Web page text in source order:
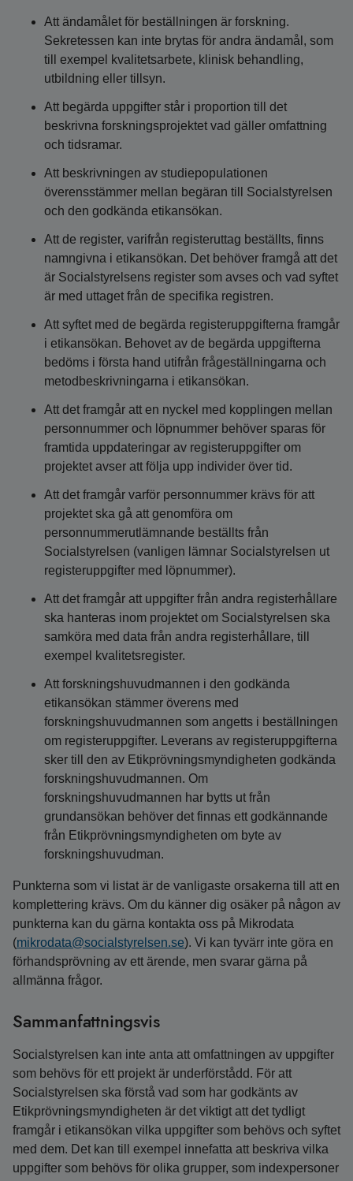
Att ändamålet för beställningen är forskning.
Sekretessen kan inte brytas för andra ändamål, som
till exempel kvalitetsarbete, klinisk behandling,
utbildning eller tillsyn.
Att begärda uppgifter står i proportion till det
beskrivna forskningsprojektet vad gäller omfattning
och tidsramar.
Att beskrivningen av studiepopulationen
överensstämmer mellan begäran till Socialstyrelsen
och den godkända etikansökan.
Att de register, varifrån registeruttag beställts, finns
namngivna i etikansökan. Det behöver framgå att det
är Socialstyrelsens register som avses och vad syftet
är med uttaget från de specifika registren.
Att syftet med de begärda registeruppgifterna framgår
i etikansökan. Behovet av de begärda uppgifterna
bedöms i första hand utifrån frågeställningarna och
metodbeskrivningarna i etikansökan.
Att det framgår att en nyckel med kopplingen mellan
personnummer och löpnummer behöver sparas för
framtida uppdateringar av registeruppgifter om
projektet avser att följa upp individer över tid.
Att det framgår varför personnummer krävs för att
projektet ska gå att genomföra om
personnummerutlämnande beställts från
Socialstyrelsen (vanligen lämnar Socialstyrelsen ut
registeruppgifter med löpnummer).
Att det framgår att uppgifter från andra registerhållare
ska hanteras inom projektet om Socialstyrelsen ska
samköra med data från andra registerhållare, till
exempel kvalitetsregister.
Att forskningshuvudmannen i den godkända
etikansökan stämmer överens med
forskningshuvudmannen som angetts i beställningen
om registeruppgifter. Leverans av registeruppgifterna
sker till den av Etikprövningsmyndigheten godkända
forskningshuvudmannen. Om
forskningshuvudmannen har bytts ut från
grundansökan behöver det finnas ett godkännande
från Etikprövningsmyndigheten om byte av
forskningshuvudman.
Punkterna som vi listat är de vanligaste orsakerna till att en
komplettering krävs. Om du känner dig osäker på någon av
punkterna kan du gärna kontakta oss på Mikrodata
(mikrodata@socialstyrelsen.se). Vi kan tyvärr inte göra en
förhandsprövning av ett ärende, men svarar gärna på
allmänna frågor.
Sammanfattningsvis
Socialstyrelsen kan inte anta att omfattningen av uppgifter
som behövs för ett projekt är underförstådd. För att
Socialstyrelsen ska förstå vad som har godkänts av
Etikprövningsmyndigheten är det viktigt att det tydligt
framgår i etikansökan vilka uppgifter som behövs och syftet
med dem. Det kan till exempel innefatta att beskriva vilka
uppgifter som behövs för olika grupper, som indexpersoner